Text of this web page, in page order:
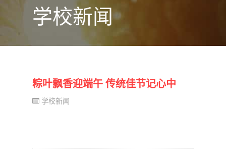
学校新闻
粽叶飘香迎端午 传统佳节记心中
学校新闻